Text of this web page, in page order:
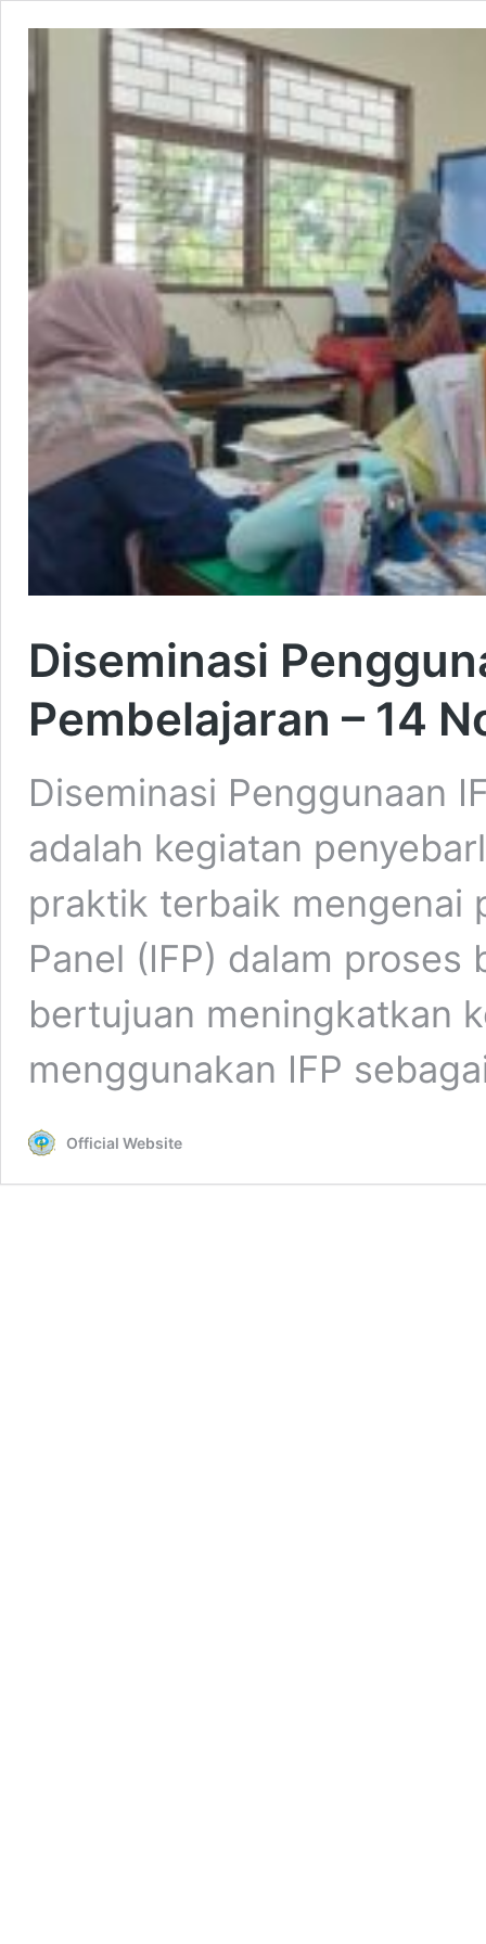
Diseminasi
Pembelajaran – 14
Diseminasi Penggunaan
adalah kegiatan
praktik terbaik mengenai
Panel (IFP) dalam proses
bertujuan meningkatkan
menggunakan IFP
Official Website